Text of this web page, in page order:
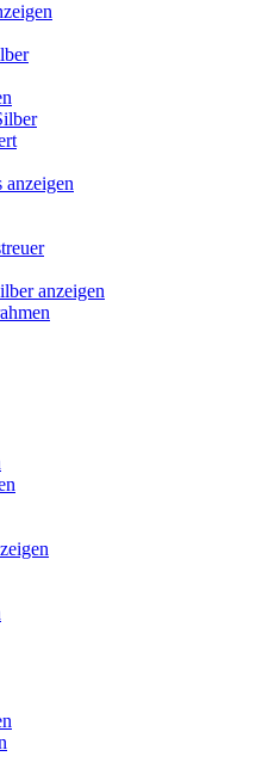
anzeigen
anzeigen